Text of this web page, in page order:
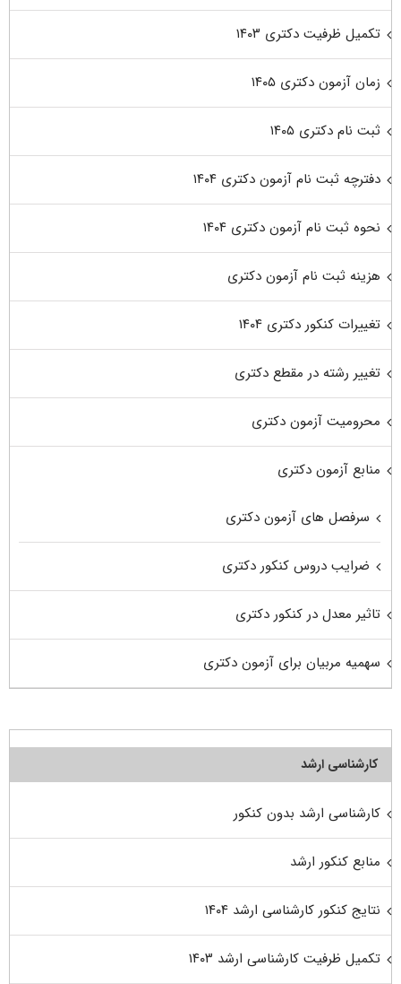
تکمیل ظرفیت دکتری ۱۴۰۳
زمان آزمون دکتری ۱۴۰۵
ثبت نام دکتری ۱۴۰۵
دفترچه ثبت نام آزمون دکتری ۱۴۰۴
نحوه ثبت نام آزمون دکتری ۱۴۰۴
هزینه ثبت نام آزمون دکتری
تغییرات کنکور دکتری ۱۴۰۴
تغییر رشته در مقطع دکتری
محرومیت آزمون دکتری
منابع آزمون دکتری
سرفصل های آزمون دکتری
ضرایب دروس کنکور دکتری
تاثیر معدل در کنکور دکتری
سهمیه مربیان برای آزمون دکتری
کارشناسی ارشد
کارشناسی ارشد بدون کنکور
منابع کنکور ارشد
نتایج کنکور کارشناسی ارشد ۱۴۰۴
تکمیل ظرفیت کارشناسی ارشد ۱۴۰۳